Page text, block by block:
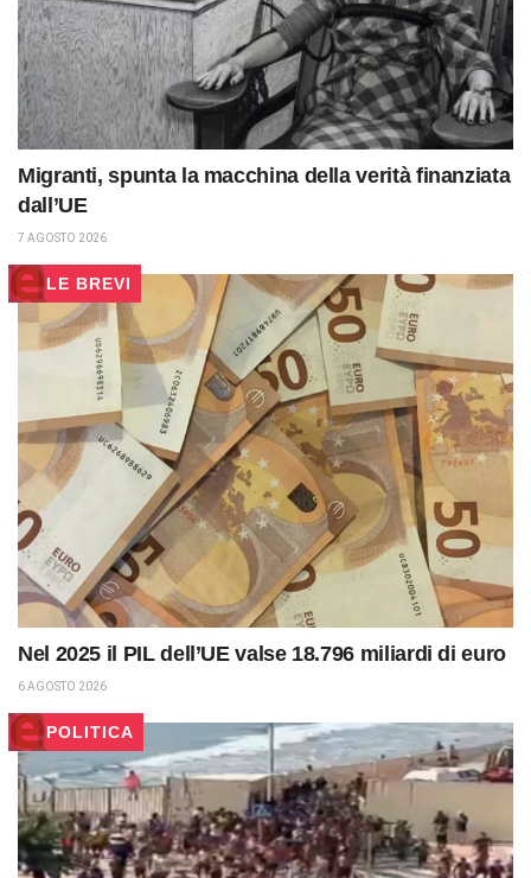
Migranti, spunta la macchina della verità finanziata
dall’UE
7 AGOSTO 2026
LE BREVI
Nel 2025 il PIL dell’UE valse 18.796 miliardi di euro
6 AGOSTO 2026
POLITICA